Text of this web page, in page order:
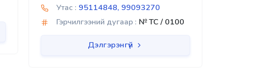
Утас : 95114848, 99093270
Гэрчилгээний дугаар : № TC / 0100
Дэлгэрэнгүй